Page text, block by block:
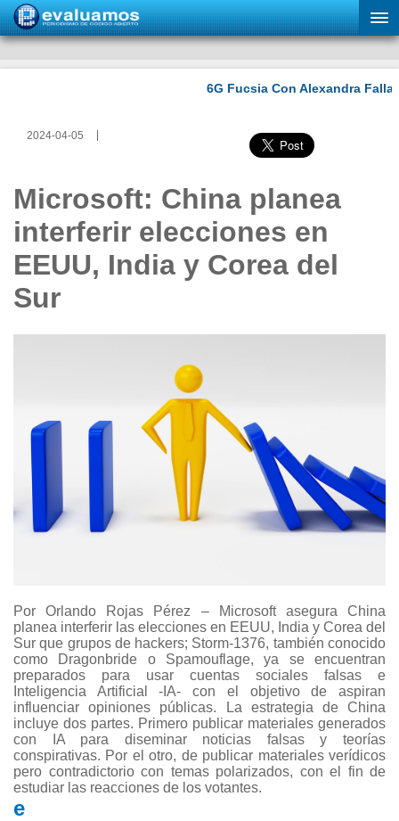
2024-04-05
Microsoft: China planea
interferir elecciones en
EEUU, India y Corea del
Sur
Por Orlando Rojas Pérez – Microsoft asegura China
planea interferir las elecciones en EEUU, India y Corea del
Sur que grupos de hackers; Storm-1376, también conocido
como Dragonbride o Spamouflage, ya se encuentran
preparados para usar cuentas sociales falsas e
Inteligencia Artificial -IA- con el objetivo de aspiran
influenciar opiniones públicas. La estrategia de China
incluye dos partes. Primero publicar materiales generados
con IA para diseminar noticias falsas y teorías
conspirativas. Por el otro, de publicar materiales verídicos
pero contradictorio con temas polarizados, con el fin de
estudiar las reacciones de los votantes.
e